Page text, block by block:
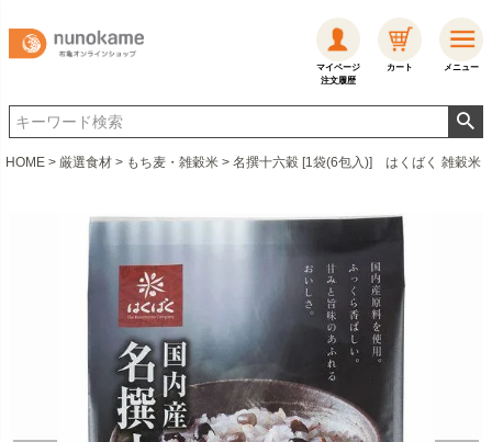
マイページ
注文履歴
カート メニュー
HOME 厳選食材 もち麦・雑穀米 名撰十六穀 [1袋(6包入)] はくばく 雑穀米